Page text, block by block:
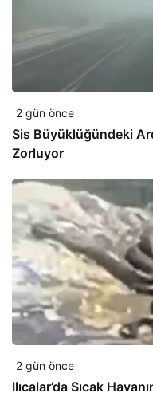
2 gün önce
Sis Büyüklüğündeki
Zorluyor
2 gün önce
Ilıcalar’da Sıcak